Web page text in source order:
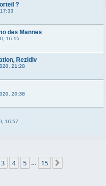
?
des Mannes
16:15
Rezidiv
21:28
20:38
16:57
3 4 5 15